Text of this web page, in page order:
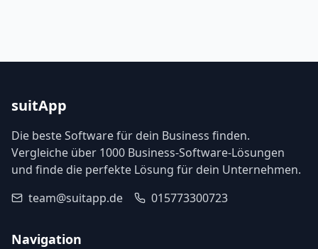
suitApp
Die beste Software für dein Business finden.
Vergleiche über 1000 Business-Software-Lösungen
und finde die perfekte Lösung für dein Unternehmen.
team@suitapp.de
015773300723
Navigation